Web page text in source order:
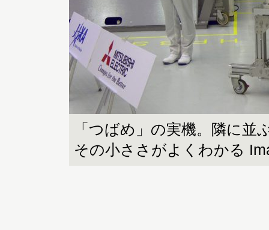
「つばめ」の実機。隣に並
その小ささがよくわかる